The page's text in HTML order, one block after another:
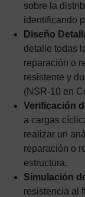
sobre la
identificando
Diseño
detalle todas
reparación o
resistente y
(NSR-10 en
Verificación
a cargas
realizar un
reparación o
estructura.
Simulación
resistencia al